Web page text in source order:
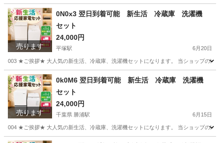
神奈川 鎌倉市 鎌倉駅 生活家電 商品
売ります
0N0x3 翌日到着可能 新生活 冷蔵庫 洗濯機
セット
24,000円
平塚駅 6月20日
003 ★ご挨拶★ 大人気の新生活、冷蔵庫、洗濯機セットになります。 当ショップの冷
神奈川 平塚市 平塚駅 生活家電 商品
売ります
0k0M6 翌日到着可能 新生活 冷蔵庫 洗濯機
セット
24,000円
千葉県 勝浦駅 6月15日
004 ★ご挨拶★ 大人気の新生活、冷蔵庫、洗濯機セットになります。 当ショップの冷